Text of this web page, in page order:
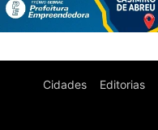
Cidades Editorias